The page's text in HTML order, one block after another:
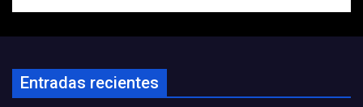
Entradas recientes